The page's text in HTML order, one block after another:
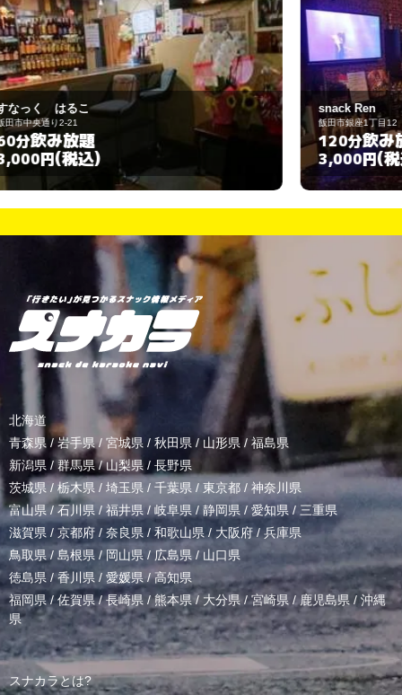
snack Ren
飯田市銀座1丁目12
120分 飲み放題
3,000円
北海道
青森県 / 岩手県/ 宮城県 / 秋田県 / 山形県/ 福島県
新潟県 /群馬県/山梨県 / 長野県
茨城県 / 栃木県 / 埼玉県 / 千葉県 / 東京都 / 神奈川県
富山県 /石川県/福井県/岐阜県 / 静岡県 / 愛知県 / 三重県
滋賀県 / 京都府 / 奈良県 / 和歌山県/ 大阪府 /兵庫県
鳥取県/ 島根県 /岡山県/ 広島県 / 山口県
徳島県 /香川県 / 愛媛県/高知県
福岡県/佐賀県/長崎県 /熊本県/ 大分県/宮崎県 /鹿児島県 / 沖縄
県
スナカラとは?